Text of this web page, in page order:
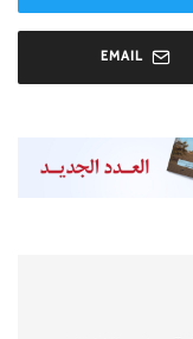
EMAIL